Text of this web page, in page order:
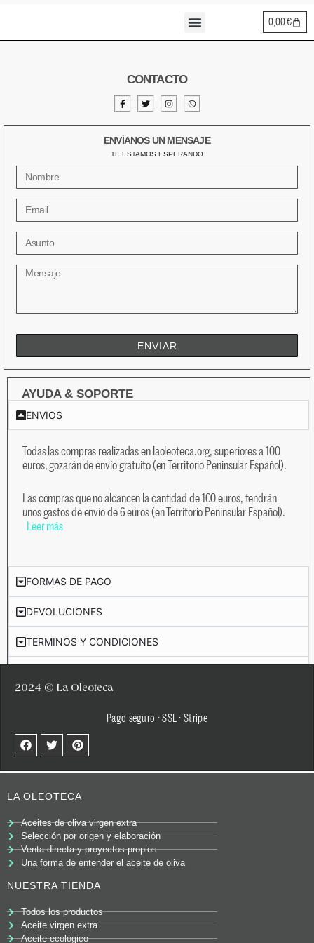
0,00€
CONTACTO
AYUDA & SOPORTE
ENVIOS
Todas las compras realizadas en laoleoteca.org, superiores a 100
euros, gozarán de envío gratuito (en Territorio Peninsular Español).
Las compras que no alcancen la cantidad de 100 euros, tendrán
unos gastos de envío de 6 euros (en Territorio Peninsular Español).
Leer más
FORMAS DE PAGO
DEVOLUCIONES
TERMINOS Y CONDICIONES
ENVÍANOS UN MENSAJE
TE ESTAMOS ESPERANDO
ENVIAR
2024 © La Oleoteca
Pago seguro · SSL · Stripe
LA OLEOTECA
Aceites de oliva virgen extra
Selección por origen y elaboración
Venta directa y proyectos propios
Una forma de entender el aceite de oliva
NUESTRA TIENDA
Todos los productos
Aceite virgen extra
Aceite ecológico